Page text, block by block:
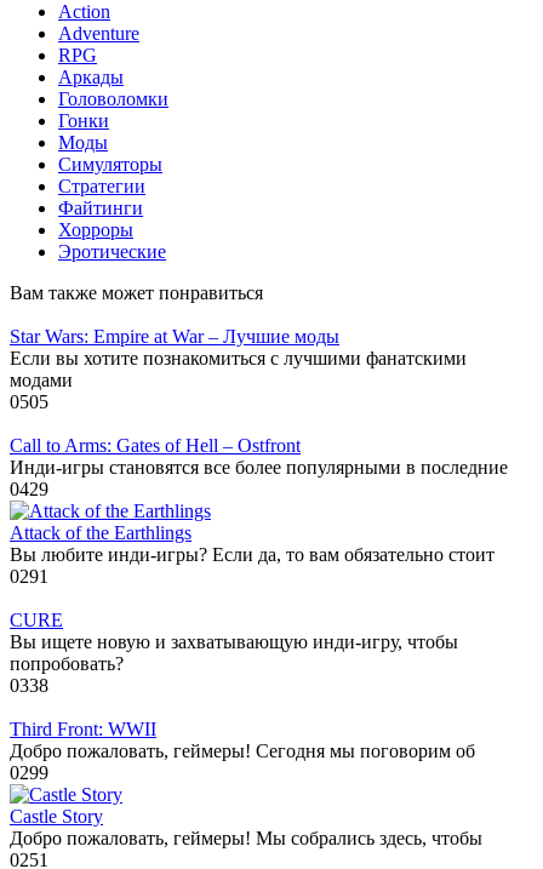
Action
Adventure
RPG
Аркады
Головоломки
Гонки
Моды
Симуляторы
Стратегии
Файтинги
Хорроры
Эротические
Вам также может понравиться
Star Wars: Empire at War – Лучшие моды
Если вы хотите познакомиться с лучшими фанатскими
модами
0505
Call to Arms: Gates of Hell – Ostfront
Инди-игры становятся все более популярными в последние
0429
Attack of the Earthlings
Вы любите инди-игры? Если да, то вам обязательно стоит
0291
CURE
Вы ищете новую и захватывающую инди-игру, чтобы
попробовать?
0338
Third Front: WWII
Добро пожаловать, геймеры! Сегодня мы поговорим об
0299
Castle Story
Добро пожаловать, геймеры! Мы собрались здесь, чтобы
0251